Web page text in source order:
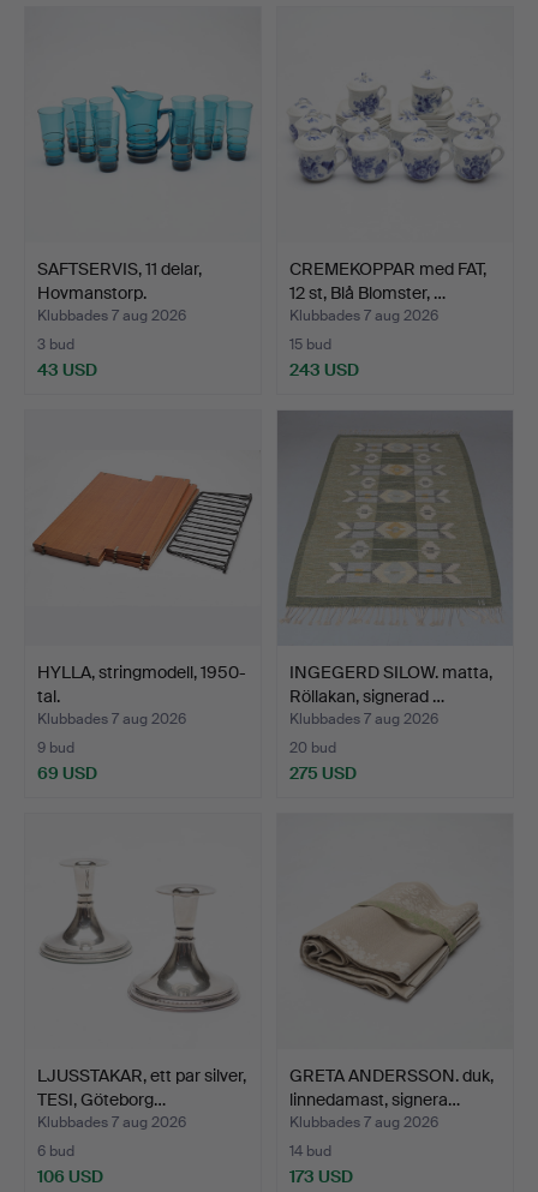
SAFTSERVIS, 11 delar,
Hovmanstorp.
Klubbades 7 aug 2026
3 bud
43 USD
CREMEKOPPAR med FAT,
12 st, Blå Blomster, …
Klubbades 7 aug 2026
15 bud
243 USD
HYLLA, stringmodell, 1950-
tal.
Klubbades 7 aug 2026
9 bud
69 USD
INGEGERD SILOW. matta,
Röllakan, signerad …
Klubbades 7 aug 2026
20 bud
275 USD
LJUSSTAKAR, ett par silver,
TESI, Göteborg…
Klubbades 7 aug 2026
6 bud
106 USD
GRETA ANDERSSON. duk,
linnedamast, signera…
Klubbades 7 aug 2026
14 bud
173 USD